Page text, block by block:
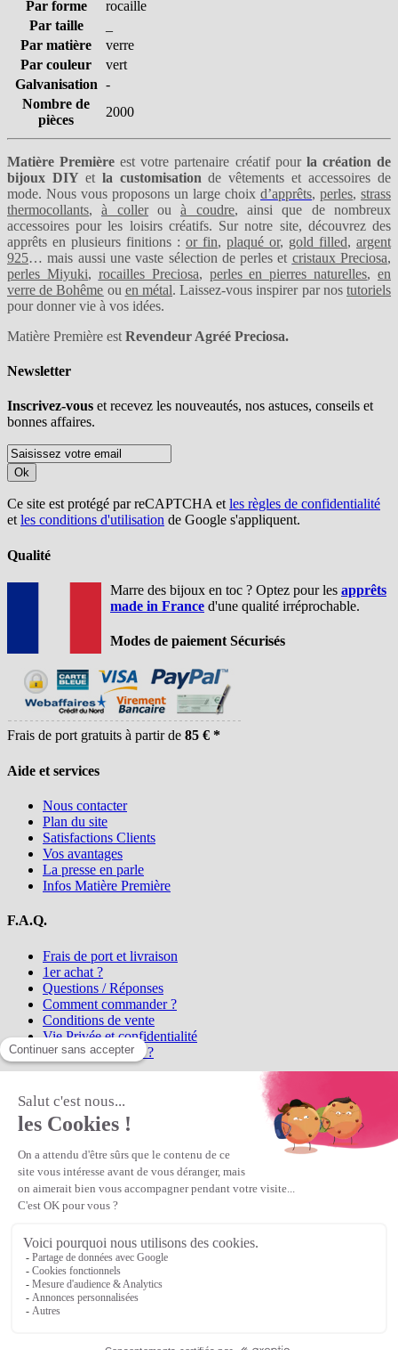
Par forme
rocaille
Par taille
Par matière
verre
Par couleur
vert
Galvanisation -
Nombre de
pièces
2000
Matière Première est votre partenaire créatif pourla création de
bijoux DIY etla customisation de vêtements et accessoires de
mode. Nous vous proposons un large choix d’apprêts, perles, strass
thermocollants,à collerouà coudre, ainsi que de nombreux
accessoires pour les loisirs créatifs. Sur notre site, découvrez des
apprêts en plusieurs finitions : or fin, plaqué or, gold filled, argent
925… mais aussi une vaste sélection de perles et cristaux Preciosa,
perles Miyuki, rocailles Preciosa, perles en pierres naturelles, en
verre de Bohême ou en métal. Laissez-vous inspirer par nostutoriels
pour donner vie à vos idées.
Matière Première est Revendeur Agréé Preciosa.
Newsletter
Inscrivez-vous et recevez les nouveautés, nos astuces, conseils et
bonnes affaires.
Ok
Ce site est protégé par reCAPTCHA etles règles de confidentialité
etles conditions d'utilisation de Google s'appliquent.
Qualité
Marre des bijoux en toc ? Optez pour les apprêts
made in France d'une qualité irréprochable.
Modes de paiement Sécurisés
Frais de port gratuits à partir de 85 € *
Aide et services
Nous contacter
Plan du site
Satisfactions Clients
Vos avantages
La presse en parle
Infos Matière Première
F.A.Q.
Frais de port et livraison
1er achat ?
Questions / Réponses
Comment commander ?
Conditions de vente
Vie Privée et confidentialité
Qui sommes-nous ?
la référence en perles et bijoux
perles en ligne, telles que les perles
et cristaux et strass en cristal Preciosa, les perles Miyuki perles et
apprêts en Argent 925, Gold Filled, perles de rocaille Preciosa
Matière Première est un
Première
Veuillez patienter...
Continuer vos achats
or Voir le panier